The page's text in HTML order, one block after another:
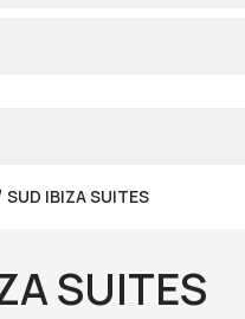
SUD IBIZA SUITES
SUITES